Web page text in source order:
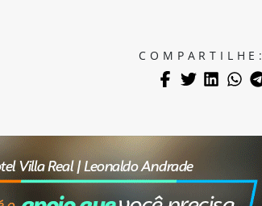
COMPARTILHE: